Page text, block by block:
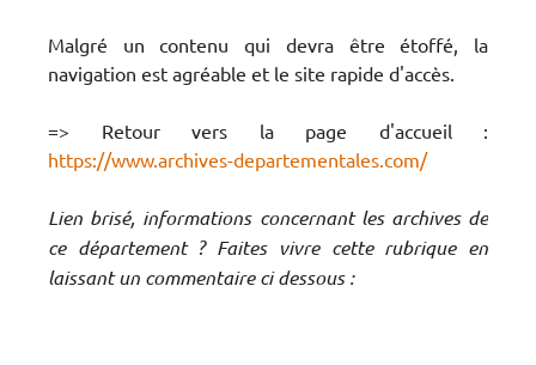
Malgré un contenu qui devra être étoffé, la
navigation est agréable et le site rapide d'accès.
=> Retour vers la page d'accueil :
https://www.archives-departementales.com/
Lien brisé, informations concernant les archives de
ce département ? Faites vivre cette rubrique en
laissant un commentaire ci dessous :